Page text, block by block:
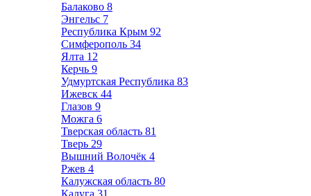
Балаково 8
Энгельс 7
Республика Крым 92
Симферополь 34
Ялта 12
Керчь 9
Удмуртская Республика 83
Ижевск 44
Глазов 9
Можга 6
Тверская область 81
Тверь 29
Вышний Волочёк 4
Ржев 4
Калужская область 80
Калуга 31